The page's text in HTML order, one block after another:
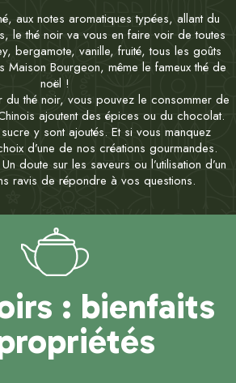
aux notes aromatiques typées, allant du
le thé noir va vous en faire voir de toutes
bergamote, vanille, fruité, tous les goûts
Maison Bourgeon, même le fameux thé de
noël !
du thé noir, vous pouvez le consommer de
ajoutent des épices ou du chocolat.
y sont ajoutés. Et si vous manquez
d’une de nos créations gourmandes.
doute sur les saveurs ou l’utilisation d’un
ravis de répondre à vos questions.
: bienfaits